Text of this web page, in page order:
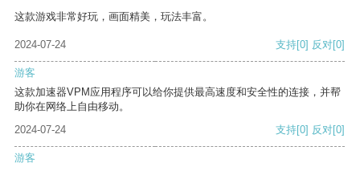
这款游戏非常好玩，画面精美，玩法丰富。
2024-07-24 支持[0] 反对[0]
游客
这款加速器VPM应用程序可以给你提供最高速度和安全性的连接，并帮
助你在网络上自由移动。
2024-07-24
支持[0] 反对[0]
游客